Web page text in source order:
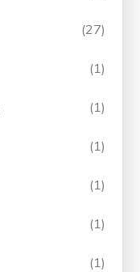
(27)
(1)
(1)
(1)
(1)
(1)
(1)